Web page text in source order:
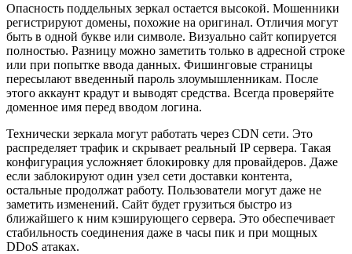
Опасность поддельных зеркал остается высокой. Мошенники
регистрируют домены, похожие на оригинал. Отличия могут
быть в одной букве или символе. Визуально сайт копируется
полностью. Разницу можно заметить только в адресной строке
или при попытке ввода данных. Фишинговые страницы
пересылают введенный пароль злоумышленникам. После
этого аккаунт крадут и выводят средства. Всегда проверяйте
доменное имя перед вводом логина.
Технически зеркала могут работать через CDN сети. Это
распределяет трафик и скрывает реальный IP сервера. Такая
конфигурация усложняет блокировку для провайдеров. Даже
если заблокируют один узел сети доставки контента,
остальные продолжат работу. Пользователи могут даже не
заметить изменений. Сайт будет грузиться быстро из
ближайшего к ним кэширующего сервера. Это обеспечивает
стабильность соединения даже в часы пик и при мощных
DDoS атаках.